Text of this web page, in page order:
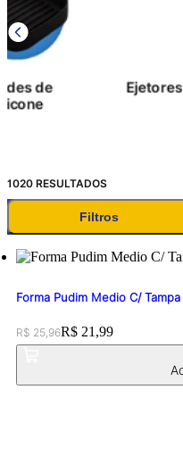
1020 RESULTADOS
Filtros
Forma Pudim Medio C/
Original price:
R$ 25,96Price:
R$ 21,99